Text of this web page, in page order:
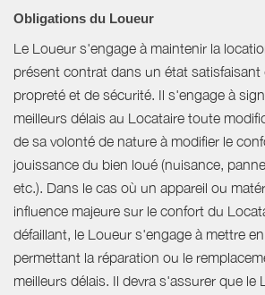
Obligations du Loueur
Le Loueur s'engage à maintenir la
présent contrat dans un état
propreté et de sécurité. Il s'engage à
meilleurs délais au Locataire toute
de sa volonté de nature à modifier le
jouissance du bien loué (nuisance,
etc.). Dans le cas où un appareil ou
influence majeure sur le confort du
défaillant, le Loueur s'engage à mettre
permettant la réparation ou le
meilleurs délais. Il devra s'assurer que le